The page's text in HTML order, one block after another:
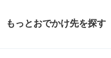
もっとおでかけ先を探す